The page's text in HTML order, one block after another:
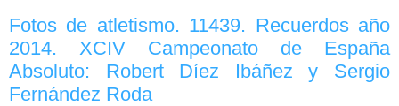
Fotos de atletismo. 11439. Recuerdos año
2014. XCIV Campeonato de España
Absoluto: Robert Díez Ibáñez y Sergio
Fernández Roda